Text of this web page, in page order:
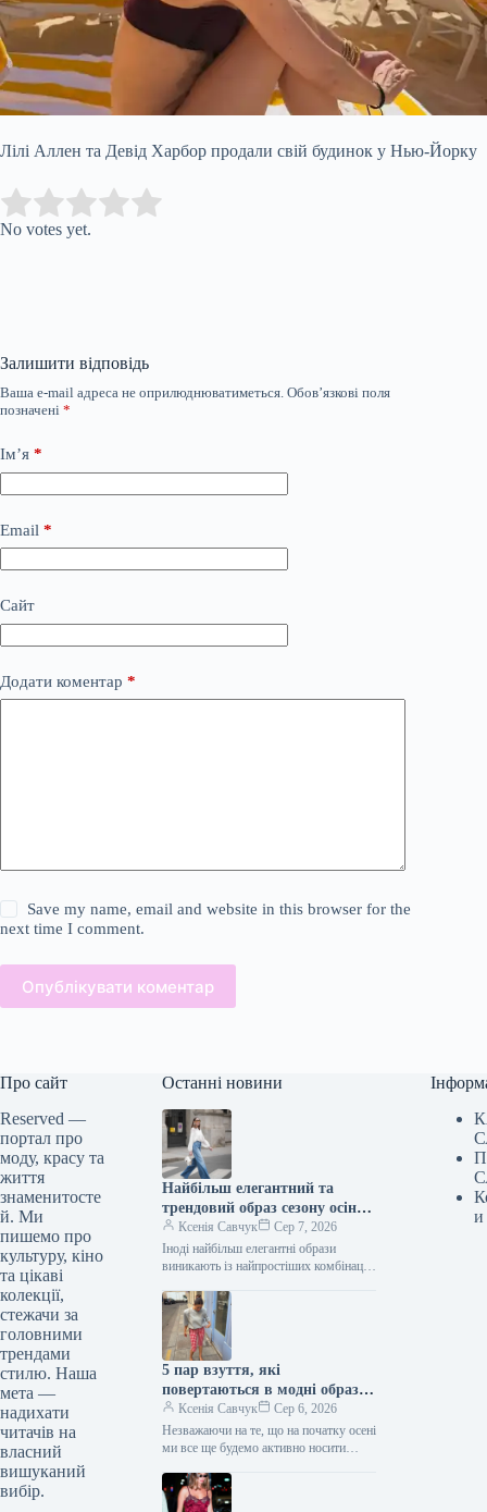
Лілі Аллен та Девід Харбор продали свій будинок у Нью-Йорку
Rate this item:
No votes yet.
Залишити відповідь
Ваша e-mail адреса не оприлюднюватиметься. Обов’язкові поля
позначені *
Ім’я *
Email *
Сайт
Додати коментар *
Save my name, email and website in this browser for the
next time I comment.
Опублікувати коментар
Про сайт
Reserved —
портал про
моду, красу та
життя
знаменитосте
й. Ми
пишемо про
культуру, кіно
та цікаві
колекції,
стежачи за
головними
трендами
стилю. Наша
мета —
надихати
читачів на
власний
вишуканий
вибір.
Останні новини
Найбільш елегантний та
трендовий образ сезону осінь
2026 включає лише три
елементи.
Ксенія Савчук
Сер 7, 2026
Іноді найбільш елегантні образи
виникають із найпростіших комбінацій.
підборах – одна з тих…
5 пар взуття, які
повертаються в модні образи
з приходом осені
Ксенія Савчук
Сер 6, 2026
Незважаючи на те, що на початку осені
ми все ще будемо активно носити
матимемо…
и